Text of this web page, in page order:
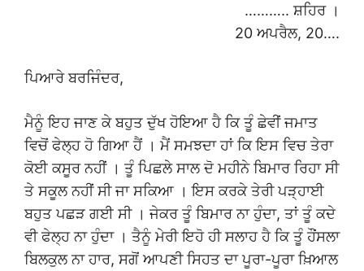
……….. ਸ਼ਹਿਰ ।
20 ਅਪਰੈਲ, 20….
ਪਿਆਰੇ ਬਰਜਿੰਦਰ,
ਮੈਨੂੰ ਇਹ ਜਾਣ ਕੇ ਬਹੁਤ ਦੁੱਖ ਹੋਇਆ ਹੈ ਕਿ ਤੂੰ ਛੇਵੀਂ ਜਮਾਤ
ਵਿਚੋਂ ਫੇਲ੍ਹ ਹੋ ਗਿਆ ਹੈਂ । ਮੈਂ ਸਮਝਦਾ ਹਾਂ ਕਿ ਇਸ ਵਿਚ ਤੇਰਾ
ਕੋਈ ਕਸੂਰ ਨਹੀਂ । ਤੂੰ ਪਿਛਲੇ ਸਾਲ ਦੋ ਮਹੀਨੇ ਬਿਮਾਰ ਰਿਹਾ ਸੀ
ਤੇ ਸਕੂਲ ਨਹੀਂ ਸੀ ਜਾ ਸਕਿਆ । ਇਸ ਕਰਕੇ ਤੇਰੀ ਪੜ੍ਹਾਈ
ਬਹੁਤ ਪਛੜ ਗਈ ਸੀ । ਜੇਕਰ ਤੂੰ ਬਿਮਾਰ ਨਾ ਹੁੰਦਾ, ਤਾਂ ਤੂੰ ਕਦੇ
ਵੀ ਫੇਲ੍ਹ ਨਾ ਹੁੰਦਾ । ਤੈਨੂੰ ਮੇਰੀ ਇਹੋ ਹੀ ਸਲਾਹ ਹੈ ਕਿ ਤੂੰ ਹੌਂਸਲਾ
ਬਿਲਕੁਲ ਨਾ ਹਾਰ, ਸਗੋਂ ਆਪਣੀ ਸਿਹਤ ਦਾ ਪੂਰਾ-ਪੂਰਾ ਖ਼ਿਆਲ